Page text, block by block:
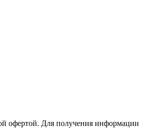
офертой. Для получения